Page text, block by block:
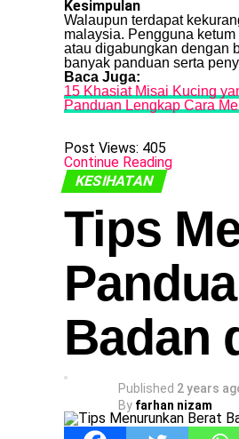
Kesimpulan
Walaupun terdapat
malaysia. Pengguna
atau digabungkan dengan
banyak panduan serta
Baca Juga:
15 Khasiat Misai Kucing
Panduan Lengkap Cara
Post Views: 405
Continue Reading
KESIHATAN
Tips
Badan
Published 2 years
By farhan nizam